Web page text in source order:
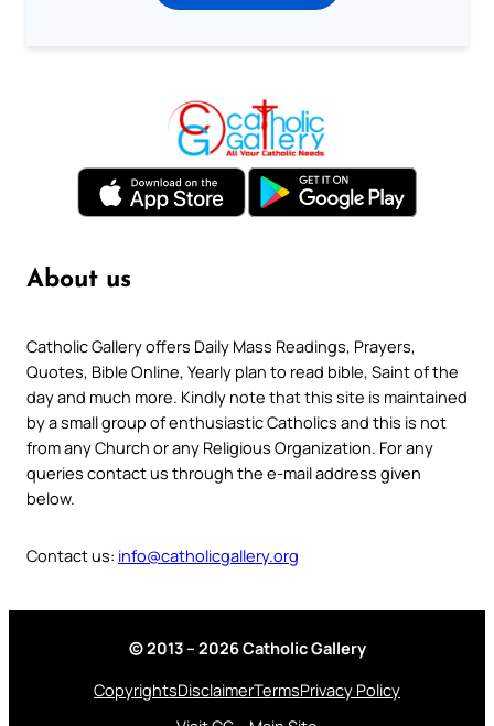
About us
Catholic Gallery offers Daily Mass Readings, Prayers,
Quotes, Bible Online, Yearly plan to read bible, Saint of the
day and much more. Kindly note that this site is maintained
by a small group of enthusiastic Catholics and this is not
from any Church or any Religious Organization. For any
queries contact us through the e-mail address given
below.
Contact us: info@catholicgallery.org
© 2013 – 2026 Catholic Gallery
CopyrightsDisclaimerTermsPrivacy Policy